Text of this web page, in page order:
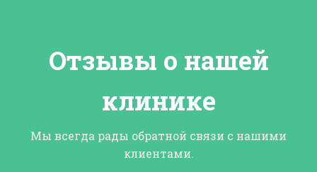
Отзывы о нашей
клинике
Мы всегда рады обратной связи с нашими
клиентами.